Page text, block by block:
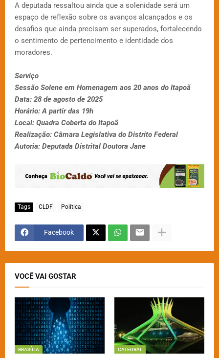
A deputada ressaltou ainda que a solenidade será um
espaço de reflexão sobre os avanços alcançados e os
desafios que ainda precisam ser superados, fortalecendo
o sentimento de pertencimento e identidade dos
moradores.
Serviço
Sessão Solene em Homenagem aos 20 anos do Itapoã
Data: 28 de agosto de 2025
Horário: A partir das 19h
Local: Quadra Coberta do Itapoã
Realização: Câmara Legislativa do Distrito Federal
Autoria: Deputada Distrital Doutora Jane
Tags CLDF Política
Facebook
VOCÊ VAI GOSTAR
BRASÍLIA CATEDRAL